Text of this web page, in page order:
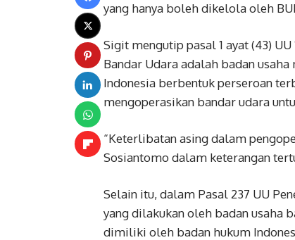
yang hanya boleh dikelola oleh
Sigit mengutip pasal 1 ayat (43)
Bandar Udara adalah badan
Indonesia berbentuk perseroan
mengoperasikan bandar udara
“Keterlibatan asing dalam
Sosiantomo dalam keterangan
Selain itu, dalam Pasal 237 UU
yang dilakukan oleh badan usaha
dimiliki oleh badan hukum